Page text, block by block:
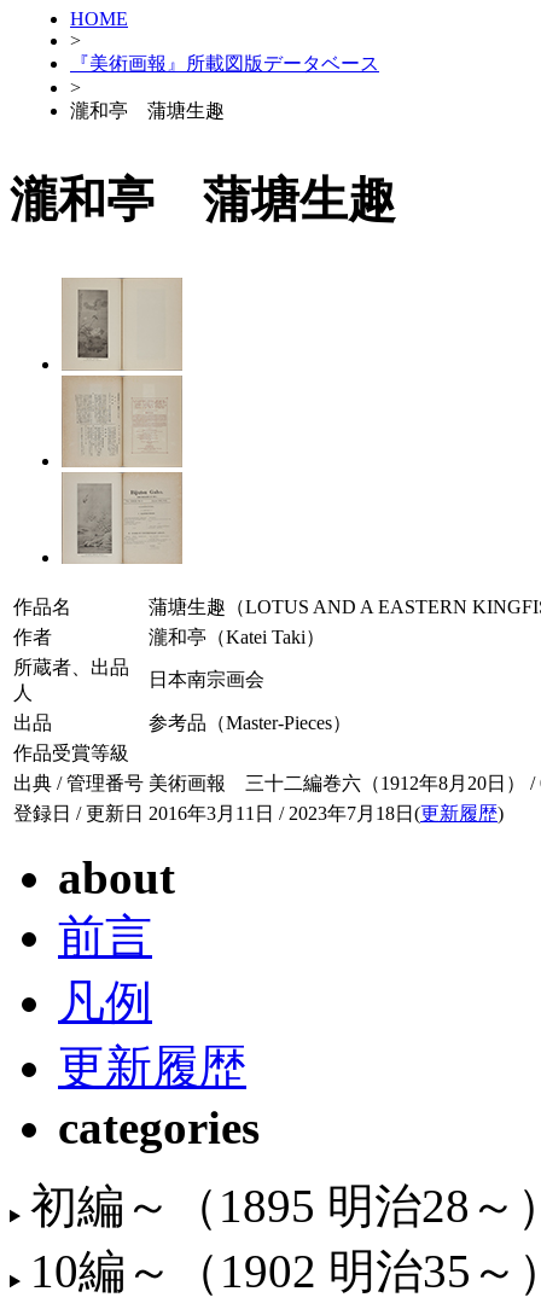
HOME
>
『美術画報』所載図版データベース
>
瀧和亭 蒲塘生趣
瀧和亭 蒲塘生趣
作品名
蒲塘生趣（LOTUS AND A EASTERN
作者
瀧和亭（Katei Taki）
所蔵者、出品
人
日本南宗画会
出品
参考品（Master-Pieces）
作品受賞等級
出典 / 管理番号 美術画報 三十二編巻六（1912年8月20日） /
登録日 / 更新日 2016年3月11日 / 2023年7月18日(更新履歴)
about
前言
凡例
更新履歴
categories
初編～（1895 明治28～
10編～（1902 明治35～